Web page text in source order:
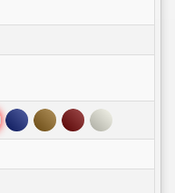
Xanh Nâu Đỏ Trắng